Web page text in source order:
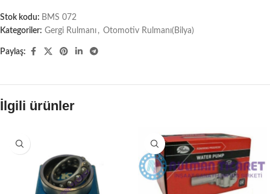
Stok kodu: BMS 072
Kategoriler: Gergi Rulmanı , Otomotiv Rulmanı(Bilya)
Paylaş:
İlgili ürünler